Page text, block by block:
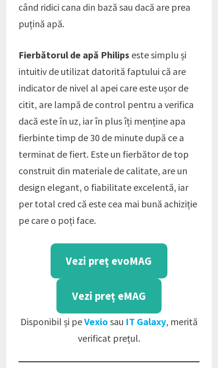
când ridici cana din bază sau dacă are prea
puțină apă.
Fierbătorul de apă Philips este simplu și
intuitiv de utilizat datorită faptului că are
indicator de nivel al apei care este ușor de
citit, are lampă de control pentru a verifica
dacă este în uz, iar în plus îți menține apa
fierbinte timp de 30 de minute după ce a
terminat de fiert. Este un fierbător de top
construit din materiale de calitate, are un
design elegant, o fiabilitate excelentă, iar
per total cred că este cea mai bună achiziție
pe care o poți face.
Vezi preț evoMAG
Vezi preț eMAG
Disponibil și peVexio sau IT Galaxy, merită
verificat prețul.